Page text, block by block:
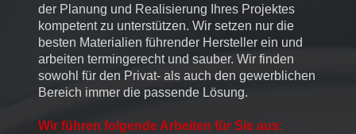
der Planung und Realisierung Ihres Projektes
kompetent zu unterstützen. Wir setzen nur die
besten Materialien führender Hersteller ein und
arbeiten termingerecht und sauber. Wir finden
sowohl für den Privat- als auch den gewerblichen
Bereich immer die passende Lösung.
Wir führen folgende Arbeiten für Sie aus: